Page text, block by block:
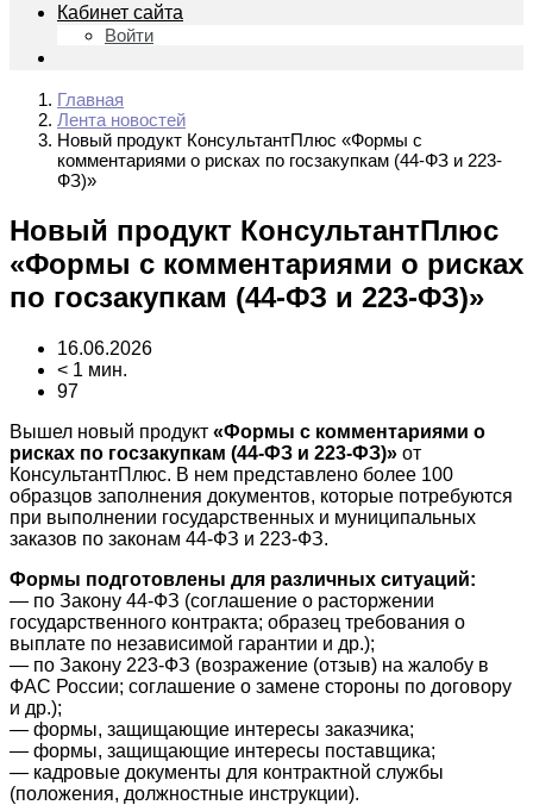
Кабинет сайта
Войти
Главная
Лента новостей
Новый продукт КонсультантПлюс «Формы с
комментариями о рисках по госзакупкам (44-ФЗ и 223-
ФЗ)»
Новый продукт КонсультантПлюс
«Формы с комментариями о рисках
по госзакупкам (44-ФЗ и 223-ФЗ)»
16.06.2026
< 1 мин.
97
Вышел новый продукт «Формы с комментариями о
рисках по госзакупкам (44-ФЗ и 223-ФЗ)» от
КонсультантПлюс. В нем представлено более 100
образцов заполнения документов, которые потребуются
при выполнении государственных и муниципальных
заказов по законам 44-ФЗ и 223-ФЗ.
Формы подготовлены для различных ситуаций:
— по Закону 44-ФЗ (соглашение о расторжении
государственного контракта; образец требования о
выплате по независимой гарантии и др.);
— по Закону 223-ФЗ (возражение (отзыв) на жалобу в
ФАС России; соглашение о замене стороны по договору
и др.);
— формы, защищающие интересы заказчика;
— формы, защищающие интересы поставщика;
— кадровые документы для контрактной службы
(положения, должностные инструкции).